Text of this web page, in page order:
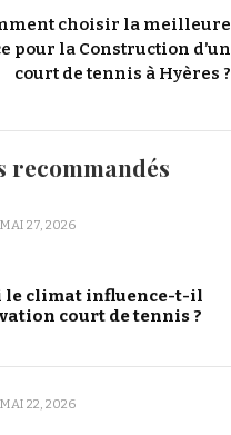
choisir la meilleure
pour la Construction d’un
court de tennis à Hyères ?
recommandés
MAI 27, 2026
le climat influence-t-il
court de tennis ?
MAI 22, 2026